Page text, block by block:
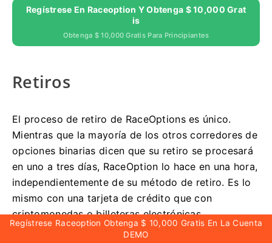
Regístrese En Raceoption Y Obtenga $ 10,000 Grat
Is
Obtenga $ 10,000 Gratis Para Principiantes
Retiros
El proceso de retiro de RaceOptions es único.
Mientras que la mayoría de los otros corredores de
opciones binarias dicen que su retiro se procesará
en uno a tres días, RaceOption lo hace en una hora,
independientemente de su método de retiro. Es lo
mismo con una tarjeta de crédito que con
criptomonedas o billeteras electrónicas.
Regístrese Raceoption Obtenga $ 10,000 Gratis En La Cuenta
DEMO